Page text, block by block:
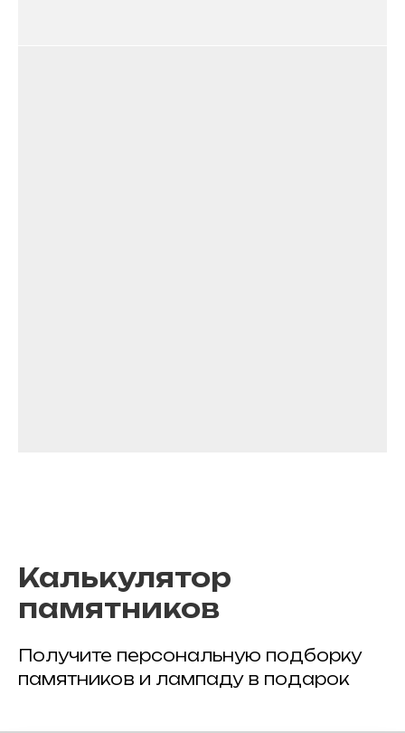
Калькулятор
памятников
Получите персональную подборку
памятников и лампаду в подарок